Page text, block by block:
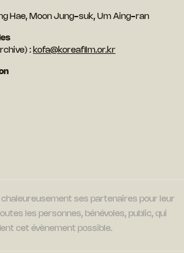
Hae, Moon Jung-suk, Um Aing-ran
: kofa@koreafilm.or.kr
ses partenaires pour leur
les personnes, bénévoles, public, qui
cet évènement possible.